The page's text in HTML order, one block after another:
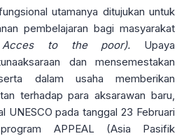
utamanya ditujukan untuk
pembelajaran bagi masyarakat
Acces to the poor). Upaya
dan mensemestakan
dalam usaha memberikan
terhadap para aksarawan baru,
UNESCO pada tanggal 23 Februari
APPEAL (Asia Pasifik